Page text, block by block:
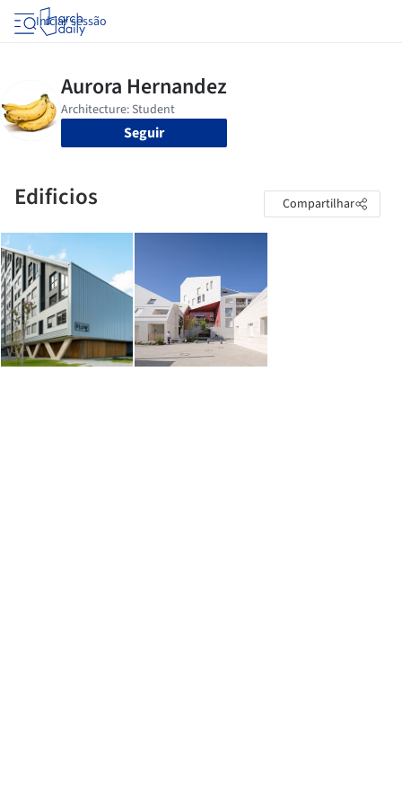
Iniciar sessão
Seguir
Edificios Compartilhar